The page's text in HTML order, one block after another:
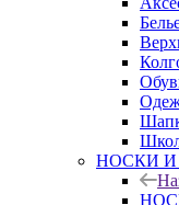
НОСКИ И